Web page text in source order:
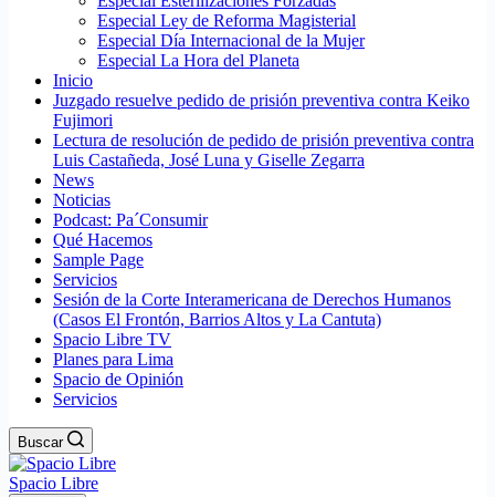
Especial Ley de Reforma Magisterial
Especial Día Internacional de la Mujer
Especial La Hora del Planeta
Inicio
Juzgado resuelve pedido de prisión preventiva contra Keiko
Fujimori
Lectura de resolución de pedido de prisión preventiva contra
Luis Castañeda, José Luna y Giselle Zegarra
News
Noticias
Podcast: Pa´Consumir
Qué Hacemos
Sample Page
Servicios
Sesión de la Corte Interamericana de Derechos Humanos
(Casos El Frontón, Barrios Altos y La Cantuta)
Spacio Libre TV
Planes para Lima
Spacio de Opinión
Servicios
Buscar
Spacio Libre